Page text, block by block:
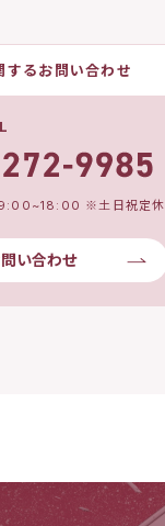
するお問い合わせ
9:00~18:00 ※土日祝定休
い合わせ